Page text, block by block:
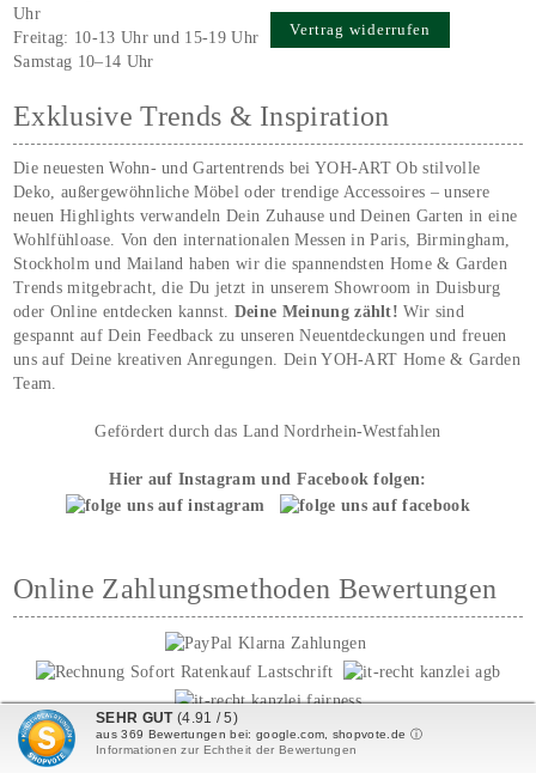
Uhr
Freitag: 10-13 Uhr und 15-19 Uhr
Samstag 10–14 Uhr
Vertrag widerrufen
Exklusive Trends & Inspiration
Die neuesten Wohn- und Gartentrends bei YOH‑ART Ob stilvolle
Deko, außergewöhnliche Möbel oder trendige Accessoires – unsere
neuen Highlights verwandeln Dein Zuhause und Deinen Garten in eine
Wohlfühloase. Von den internationalen Messen in Paris, Birmingham,
Stockholm und Mailand haben wir die spannendsten Home & Garden
Trends mitgebracht, die Du jetzt in unserem Showroom in Duisburg
oder Online entdecken kannst. Deine Meinung zählt!Wir sind
gespannt auf Dein Feedback zu unseren Neuentdeckungen und freuen
uns auf Deine kreativen Anregungen. Dein YOH‑ART Home & Garden
Team.
Gefördert durch das Land Nordrhein-Westfahlen
Hier auf Instagram und Facebook folgen:
Online Zahlungsmethoden Bewertungen
SEHR GUT (4.91 / 5)
aus369 Bewertungen bei: google.com, shopvote.de ⓘ
Informationen zur Echtheit der Bewertungen